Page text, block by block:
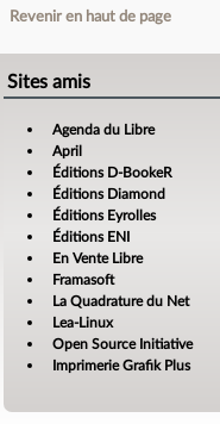
Revenir en haut de page
Sites amis
Agenda du Libre
April
Éditions D-BookeR
Éditions Diamond
Éditions Eyrolles
Éditions ENI
En Vente Libre
Framasoft
La Quadrature du Net
Lea-Linux
Open Source Initiative
Imprimerie Grafik Plus